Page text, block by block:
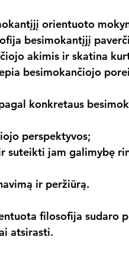
orientuoto
besimokantįjį
akimis ir skatina
besimokančiojo
konkretaus
perspektyvos;
suteikti jam galimybę
ir peržiūrą.
filosofija sudaro
atsirasti.